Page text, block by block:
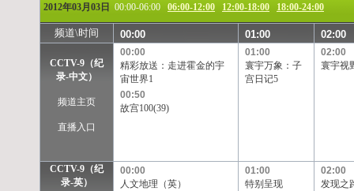
2012年03月03日 00:00-06:00 06:00-12:00 12:00-18:00 18:00-24:00
频道\时间 00:00 01:00 02:00
CCTV-9（纪
录-中文）
频道主页
直播入口
00:00
精彩放送：走进霍金的宇
宙世界1
00:50
故宫100(39)
01:00
寰宇万象：子
宫日记5
02:00
寰宇视
CCTV-9（纪
录-英）
00:00
人文地理（英）
01:00
特别呈现
02:00
发现之